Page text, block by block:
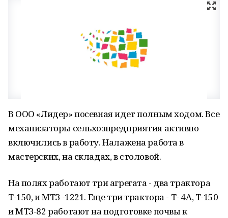
В ООО «Лидер» посевная идет полным ходом. Все
механизаторы сельхозпредприятия активно
включились в работу. Налажена работа в
мастерских, на складах, в столовой.
На полях работают три агрегата - два трактора
Т-150, и МТЗ -1221. Еще три трактора - Т- 4А, Т-150
и МТЗ-82 работают на подготовке почвы к